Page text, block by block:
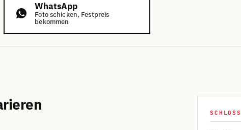
WhatsApp
Foto schicken, Festpreis
bekommen